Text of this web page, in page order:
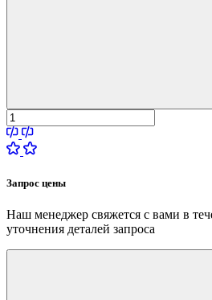
Запрос цены
Наш менеджер свяжется с вами в
уточнения деталей запроса